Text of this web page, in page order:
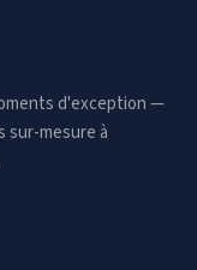
d'exception —
sur-mesure à